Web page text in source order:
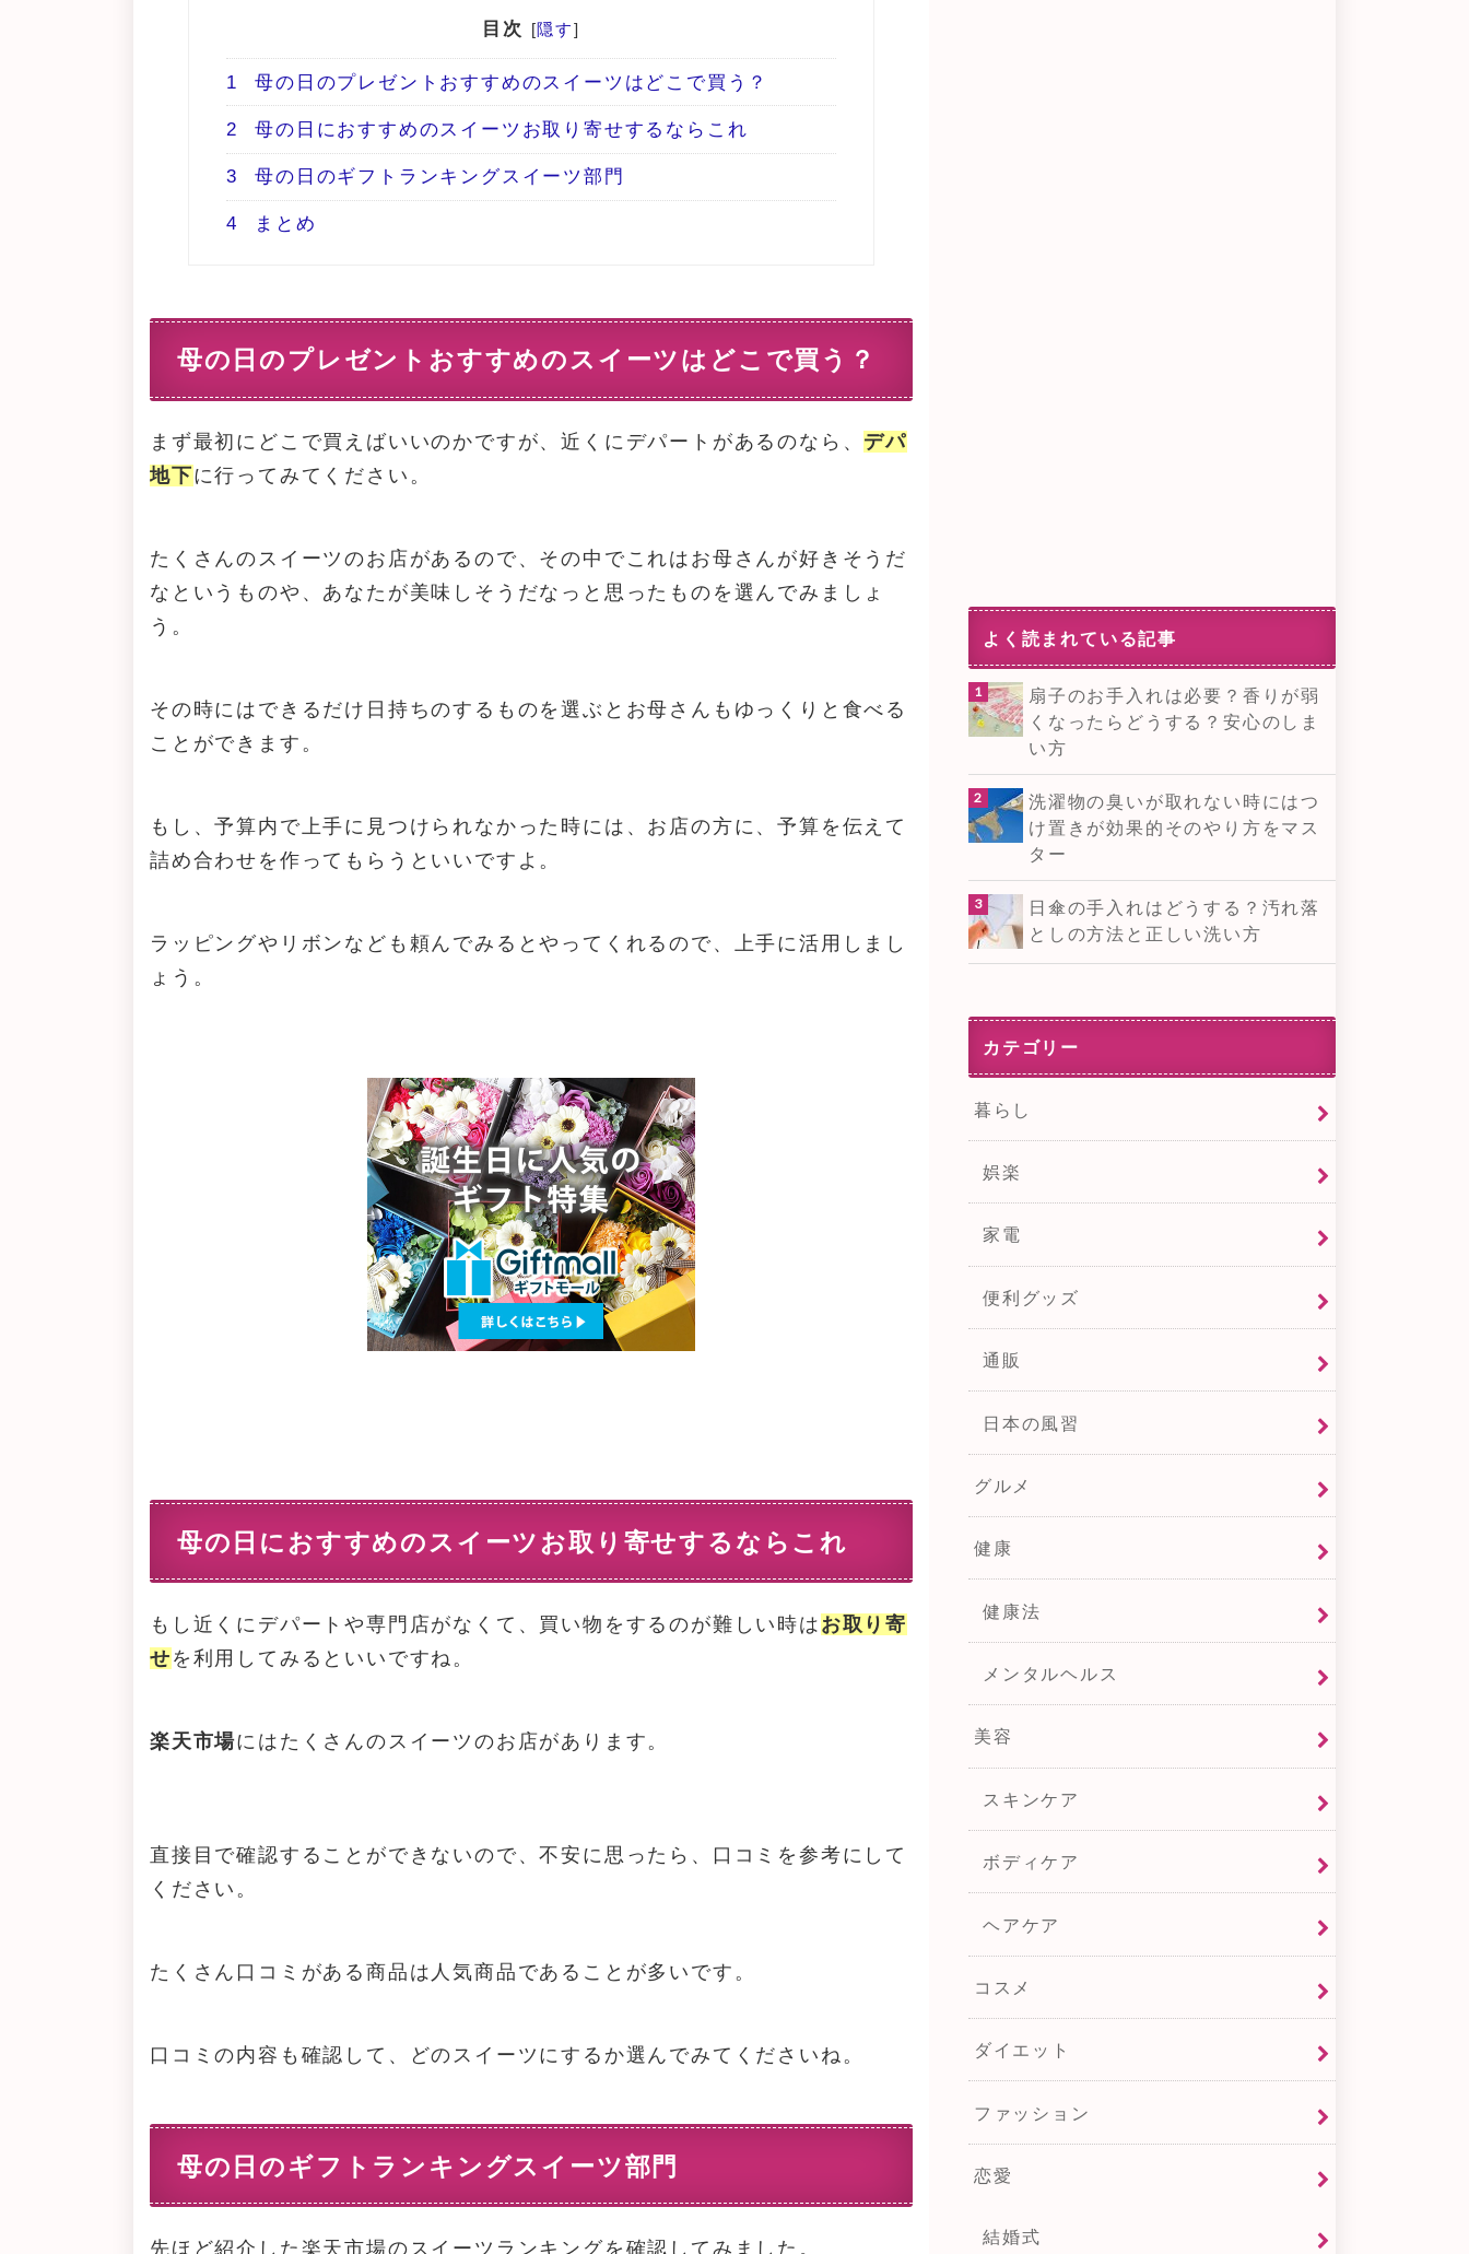
目次 [隠す]
1 母の日のプレゼントおすすめのスイーツはどこで買う？
2 母の日におすすめのスイーツお取り寄せするならこれ
3 母の日のギフトランキングスイーツ部門
4 まとめ
母の日のプレゼントおすすめのスイーツはどこで買う？
まず最初にどこで買えばいいのかですが、近くにデパートがあるのなら、 デパ
地下に行ってみてください。
たくさんのスイーツのお店があるので、その中でこれはお母さんが好きそうだ
なというものや、あなたが美味しそうだなっと思ったものを選んでみましょ
う。
その時にはできるだけ日持ちのするものを選ぶとお母さんもゆっくりと食べる
ことができます。
もし、予算内で上手に見つけられなかった時には、お店の方に、予算を伝えて
詰め合わせを作ってもらうといいですよ。
ラッピングやリボンなども頼んでみるとやってくれるので、上手に活用しまし
ょう。
母の日におすすめのスイーツお取り寄せするならこれ
もし近くにデパートや専門店がなくて、買い物をするのが難しい時は お取り寄
せ を利用してみるといいですね。
楽天市場にはたくさんのスイーツのお店があります。
直接目で確認することができないので、不安に思ったら、口コミを参考にして
ください。
たくさん口コミがある商品は人気商品であることが多いです。
口コミの内容も確認して、どのスイーツにするか選んでみてくださいね。
母の日のギフトランキングスイーツ部門
先ほど紹介した楽天市場のスイーツランキングを確認してみました。
よく読まれている記事
扇子のお手入れは必要？香りが弱
くなったらどうする？安心のしま
い方
洗濯物の臭いが取れない時にはつ
け置きが効果的そのやり方をマス
ター
日傘の手入れはどうする？汚れ落
としの方法と正しい洗い方
カテゴリー
暮らし
娯楽
家電
便利グッズ
通販
日本の風習
グルメ
健康
健康法
メンタルヘルス
美容
スキンケア
ボディケア
ヘアケア
コスメ
ダイエット
ファッション
恋愛
結婚式